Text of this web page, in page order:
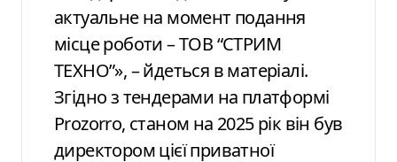
актуальне на момент подання
місце роботи – ТОВ “СТРИМ
ТЕХНО”», – йдеться в матеріалі.
Згідно з тендерами на платформі
Prozorro, станом на 2025 рік він був
директором цієї приватної